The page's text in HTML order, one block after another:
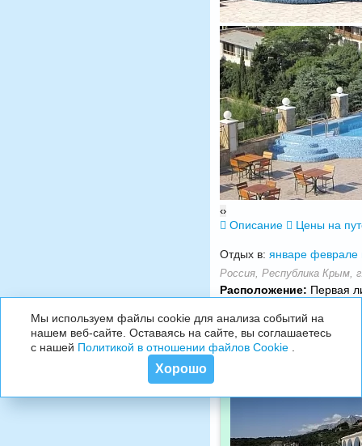
‹›
Описание Цены на
Отдых в: январе феврале
Россия, Республика Крым,
Расположение: Первая
Мы используем файлы cookie для анализа событий на
нашем веб-сайте. Оставаясь на сайте, вы соглашаетесь
с нашей Политикой в отношении файлов Cookie.
Хорошо